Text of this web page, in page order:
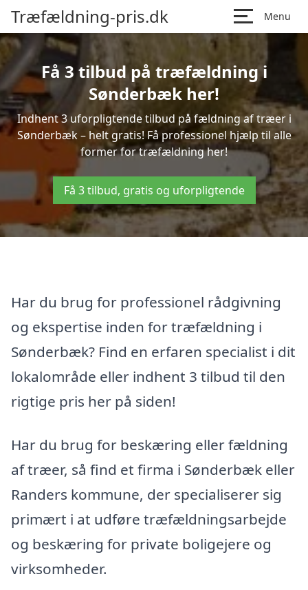
Træfældning-pris.dk Menu
Få 3 tilbud på træfældning i
Sønderbæk her!
Indhent 3 uforpligtende tilbud på fældning af træer i
Sønderbæk – helt gratis! Få professionel hjælp til alle
former for træfældning her!
Få 3 tilbud, gratis og uforpligtende
Har du brug for professionel rådgivning
og ekspertise inden for træfældning i
Sønderbæk? Find en erfaren specialist i dit
lokalområde eller indhent 3 tilbud til den
rigtige pris her på siden!
Har du brug for beskæring eller fældning
af træer, så find et firma i Sønderbæk eller
Randers kommune, der specialiserer sig
primært i at udføre træfældningsarbejde
og beskæring for private boligejere og
virksomheder.